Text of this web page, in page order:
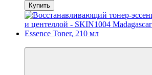
Купить